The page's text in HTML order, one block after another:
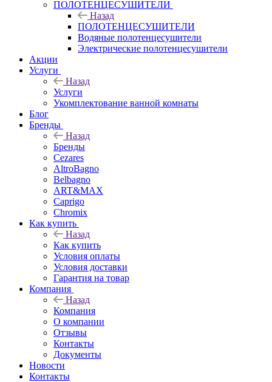
ПОЛОТЕНЦЕСУШИТЕЛИ
Назад
ПОЛОТЕНЦЕСУШИТЕЛИ
Водяные полотенцесушители
Электрические полотенцесушители
Акции
Услуги
Назад
Услуги
Укомплектование ванной комнаты
Блог
Бренды
Назад
Бренды
Cezares
AltroBagno
Belbagno
ART&MAX
Caprigo
Chromix
Как купить
Назад
Как купить
Условия оплаты
Условия доставки
Гарантия на товар
Компания
Назад
Компания
О компании
Отзывы
Контакты
Документы
Новости
Контакты